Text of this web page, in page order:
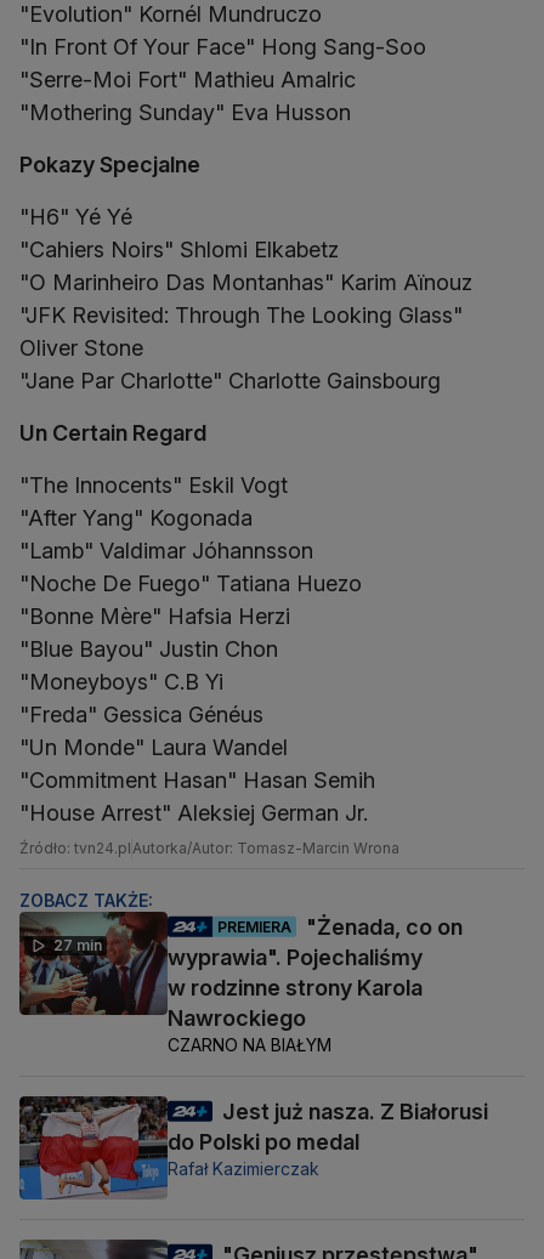
"Evolution" Kornél Mundruczo
"In Front Of Your Face" Hong Sang-Soo
"Serre-Moi Fort" Mathieu Amalric
"Mothering Sunday" Eva Husson
Pokazy Specjalne
"H6" Yé Yé
"Cahiers Noirs" Shlomi Elkabetz
"O Marinheiro Das Montanhas" Karim Aïnouz
"JFK Revisited: Through The Looking Glass"
Oliver Stone
"Jane Par Charlotte" Charlotte Gainsbourg
Un Certain Regard
"The Innocents" Eskil Vogt
"After Yang" Kogonada
"Lamb" Valdimar Jóhannsson
"Noche De Fuego" Tatiana Huezo
"Bonne Mère" Hafsia Herzi
"Blue Bayou" Justin Chon
"Moneyboys" C.B Yi
"Freda" Gessica Généus
"Un Monde" Laura Wandel
"Commitment Hasan" Hasan Semih
"House Arrest" Aleksiej German Jr.
Źródło: tvn24.plAutorka/Autor: Tomasz-Marcin Wrona
ZOBACZ TAKŻE:
27 min
PREMIERA
"Żenada, co on
wyprawia". Pojechaliśmy
w rodzinne strony Karola
Nawrockiego
CZARNO NA BIAŁYM
Jest już nasza. Z Białorusi
do Polski po medal
Rafał Kazimierczak